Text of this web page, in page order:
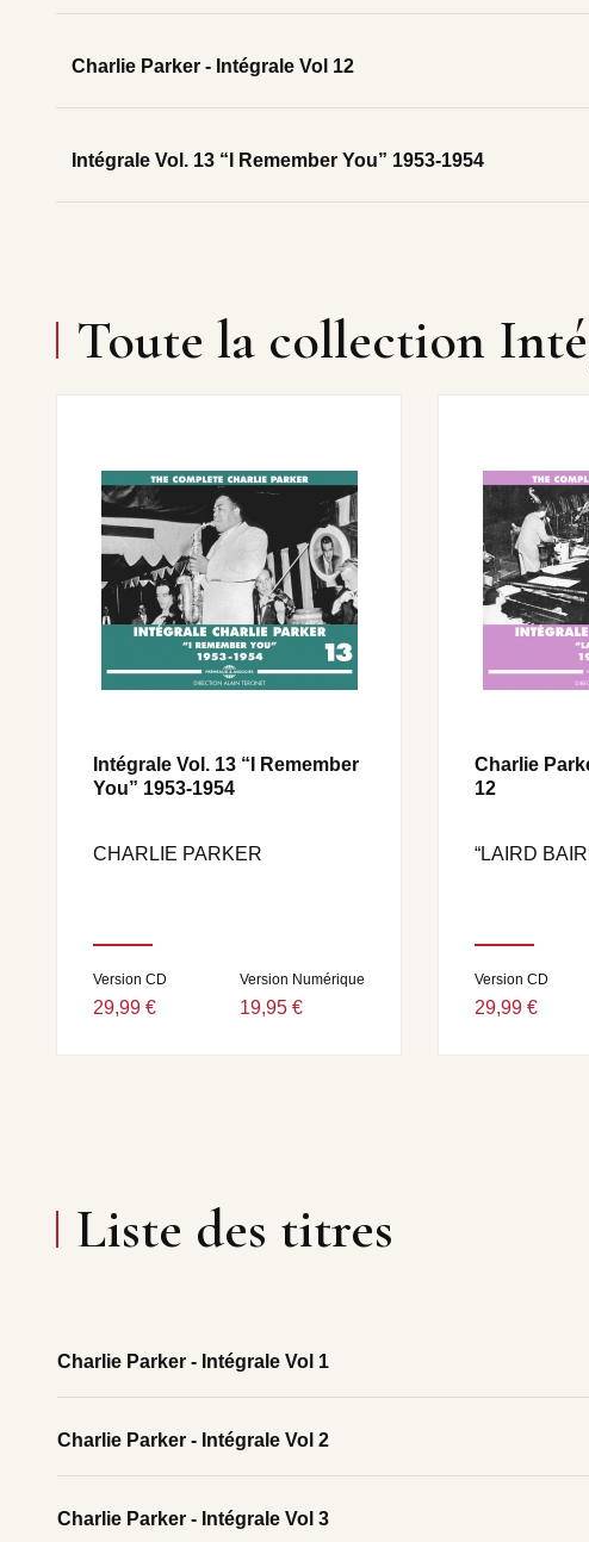
Charlie Parker - Intégrale Vol 12
Intégrale Vol. 13 “I Remember You” 1953-1954
Toute la collection
Intégrale Vol. 13 “I Remember
You” 1953-1954
CHARLIE PARKER
Version CD
29,99 €
Version Numérique
19,95 €
Charlie
12
“LAIRD
Version CD
29,99 €
Liste des titres
Charlie Parker - Intégrale Vol 1
Charlie Parker - Intégrale Vol 2
Charlie Parker - Intégrale Vol 3